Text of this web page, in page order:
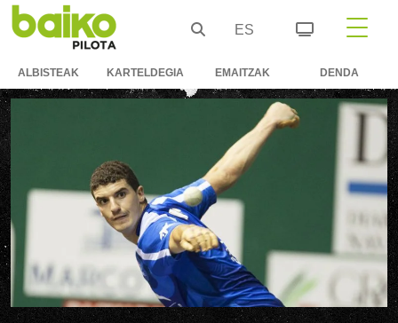
ES
ALBISTEAK KARTELDEGIA EMAITZAK DENDA